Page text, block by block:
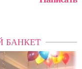
БАНКЕТ